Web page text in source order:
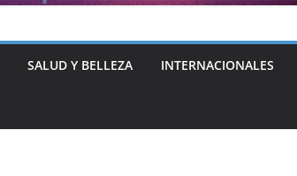
SALUD Y BELLEZA INTERNACIONALES